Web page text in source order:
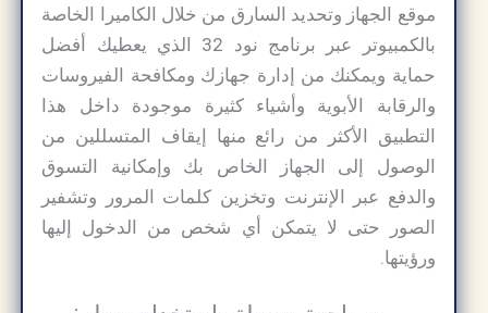
موقع الجهاز وتحديد السارق من خلال الكاميرا الخاصة
بالكمبيوتر عبر برنامج نود 32 الذي يعطيك أفضل
حماية ويمكنك من إدارة جهازك ومكافحة الفيروسات
والرقابة الأبوية وأشياء كثيرة موجودة داخل هذا
التطبيق الأكثر من رائع منها إيقاف المتسللين من
الوصول إلى الجهاز الخاص بك وإمكانية التسوق
والدفع عبر الإنترنت وتخزين كلمات المرور وتشفير
الصور حتى لا يتمكن أي شخص من الدخول إليها
ورؤيتها.